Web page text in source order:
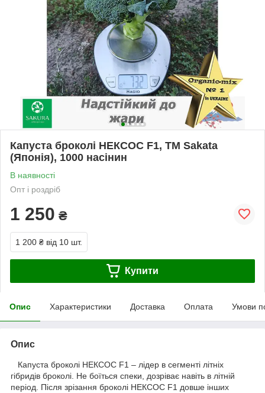
Капуста броколі НЕКСОС F1, ТМ Sakata
(Японія), 1000 насінин
В наявності
Опт і роздріб
1 250 ₴
1 200 ₴ від 10 шт.
Купити
Опис Характеристики Доставка Оплата Умови
Опис
Капуста броколі НЕКСОС F1 – лідер в сегменті літніх
гібридів броколі. Не боїться спеки, дозріває навіть в літній
період. Після зрізання броколі НЕКСОС F1 довше інших